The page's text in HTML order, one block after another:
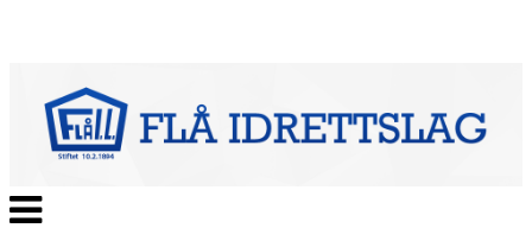
Veksle
navigasjon